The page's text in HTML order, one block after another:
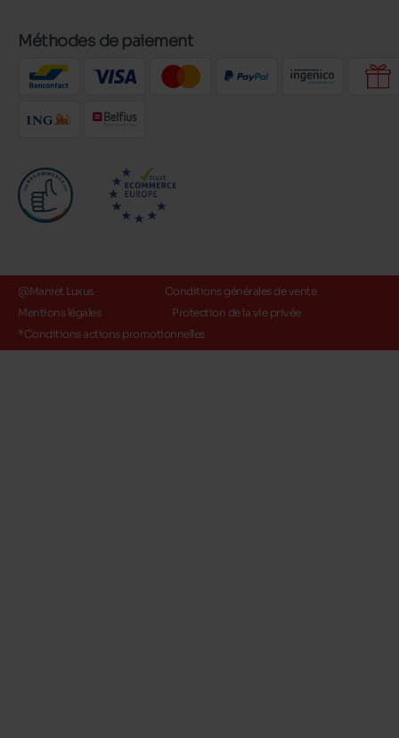
Méthodes de paiement
@Maniet Luxus
Conditions générales de vente
Mentions légales
Protection de la vie privée
*Conditions actions promotionnelles